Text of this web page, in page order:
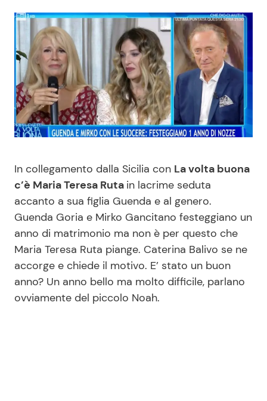
News Musica
News Spettacolo
Benessere
Casa
Mondo Mamma
News benessere
Salute
Viaggi e Turismo
Cucina e Ricette
Consigli di Cucina
Le Ricette in TV
Primi Piatti
Ricette Facili e Veloci
Ricette Feste
In collegamento dalla Sicilia con La volta buona
c’è Maria Teresa Ruta in lacrime seduta
accanto a sua figlia Guenda e al genero.
Guenda Goria e Mirko Gancitano festeggiano un
anno di matrimonio ma non è per questo che
Maria Teresa Ruta piange. Caterina Balivo se ne
accorge e chiede il motivo. E’ stato un buon
anno? Un anno bello ma molto difficile, parlano
ovviamente del piccolo Noah.